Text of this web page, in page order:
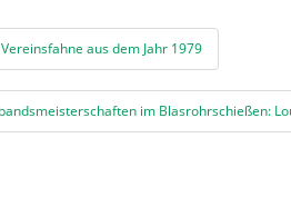
aus dem Jahr 1979
im Blasrohrschießen: